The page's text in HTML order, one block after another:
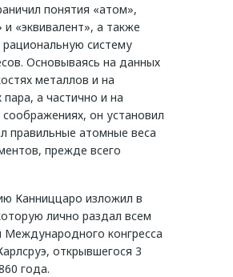
понятия «атом»,
и «эквивалент», а также
систему
Основываясь на данных
металлов и на
пара, а частично и на
соображениях, он установил
правильные атомные веса
прежде всего
Канниццаро изложил в
лично раздал всем
Международного конгресса
открывшегося 3
года.